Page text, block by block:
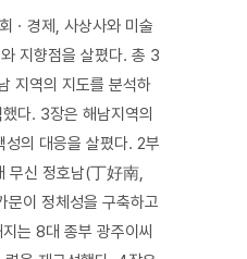
ㆍ경제, 사상사와 미술
지향점을 살폈다. 총 3
지역의 지도를 분석하
다. 3장은 해남지역의
의 대응을 살폈다. 2부
무신 정호남(丁好南,
이 정체성을 구축하고
는 8대 종부 광주이씨